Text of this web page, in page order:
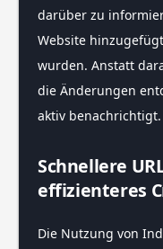
darüber zu
Website
wurden. Anstatt
die Änderungen
aktiv benachrichtigt.
Schnellere
effizienteres
Die Nutzung von